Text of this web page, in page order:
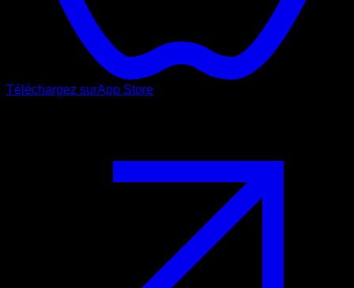
Téléchargez surApp Store